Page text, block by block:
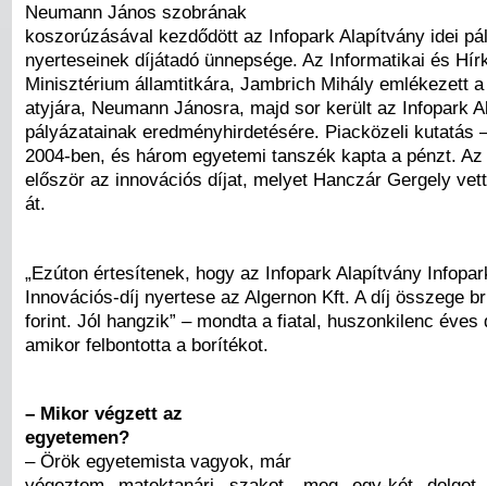
Neumann János szobrának
koszorúzásával kezdődött az Infopark Alapítvány idei
nyerteseinek díjátadó ünnepsége. Az Informatikai és
Minisztérium államtitkára, Jambrich Mihály emlékezett
atyjára, Neumann Jánosra, majd sor került az Infopark
pályázatainak eredményhirdetésére. Piacközeli kutatás
2004-ben, és három egyetemi tanszék kapta a pénzt.
először az innovációs díjat, melyet Hanczár Gergely vett
át.
„Ezúton értesítenek, hogy az Infopark Alapítvány
Innovációs-díj nyertese az Algernon Kft. A díj összege
forint. Jól hangzik” – mondta a fiatal, huszonkilenc éves
amikor felbontotta a borítékot.
– Mikor végzett az
egyetemen?
– Örök egyetemista vagyok, már